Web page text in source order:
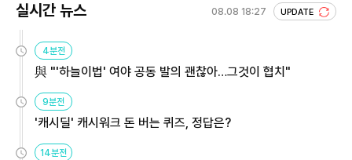
실시간 뉴스 08.08 18:27 UPDATE
4분전
與 "'하늘이법' 여야 공동 발의 괜찮아…그것이 협치"
9분전
'캐시딜' 캐시워크 돈 버는 퀴즈, 정답은?
14분전